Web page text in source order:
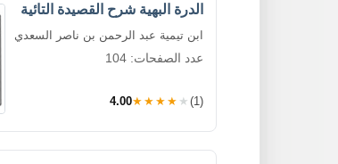
الدرة البهية شرح القصيدة التائية
ابن تيمية عبد الرحمن بن ناصر السعدي
عدد الصفحات: 104
4.00★★★★★ (1)